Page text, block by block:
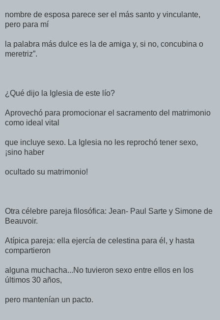
nombre de esposa parece ser el más santo y vinculante,
pero para mí
la palabra más dulce es la de amiga y, si no, concubina o
meretriz”.
¿Qué dijo la Iglesia de este lío?
Aprovechó para promocionar el sacramento del matrimonio
como ideal vital
que incluye sexo. La Iglesia no les reprochó tener sexo,
¡sino haber
ocultado su matrimonio!
Otra célebre pareja filosófica: Jean- Paul Sarte y Simone de
Beauvoir.
Atípica pareja: ella ejercía de celestina para él, y hasta
compartieron
alguna muchacha...No tuvieron sexo entre ellos en los
últimos 30 años,
pero mantenían un pacto.